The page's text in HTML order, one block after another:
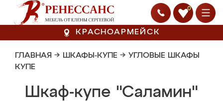
0
КРАСНОАРМЕЙСК
ГЛАВНАЯ → ШКАФЫ-КУПЕ → УГЛОВЫЕ ШКАФЫ
КУПЕ
Шкаф-купе "Саламин"